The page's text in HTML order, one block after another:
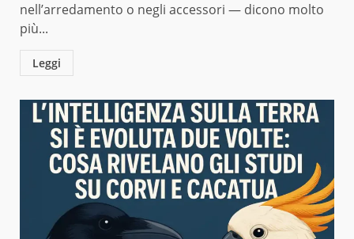
nell’arredamento o negli accessori — dicono molto
più...
Leggi